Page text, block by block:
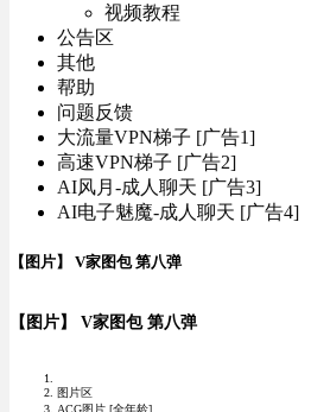
视频教程
公告区
其他
帮助
问题反馈
大流量VPN梯子 [广告1]
高速VPN梯子 [广告2]
AI风月-成人聊天 [广告3]
AI电子魅魔-成人聊天 [广告4]
【图片】 V家图包 第八弹
【图片】 V家图包 第八弹
图片区